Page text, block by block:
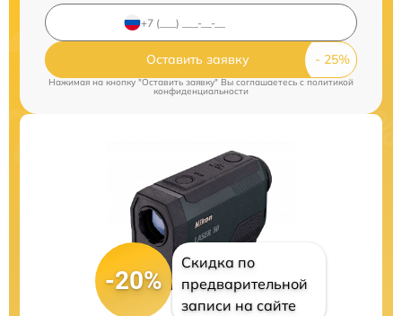
Оставить заявку
Нажимая на кнопку "Оставить заявку" Вы соглашаетесь cполитикой
конфиденциальности
-20%
Скидка по
предварительной
записи на сайте